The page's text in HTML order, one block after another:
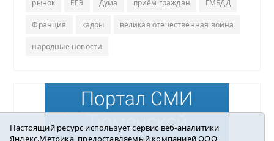
рынок ЕГЭ Дума приём граждан ГМБДД
Франция кадры великая отечественная война
народные новости
Настоящий ресурс использует сервис веб-аналитики
Яндекс.Метрика, предоставляемый компанией ООО